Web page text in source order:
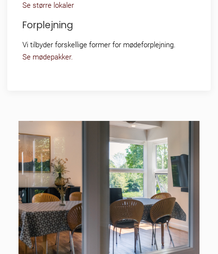
Se større lokaler
Forplejning
Vi tilbyder forskellige former for mødeforplejning.
Se mødepakker.